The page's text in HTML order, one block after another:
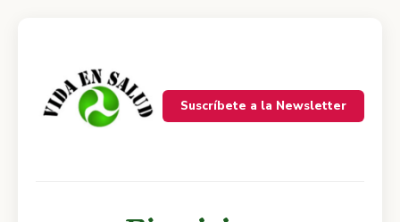
Suscríbete a la Newsletter